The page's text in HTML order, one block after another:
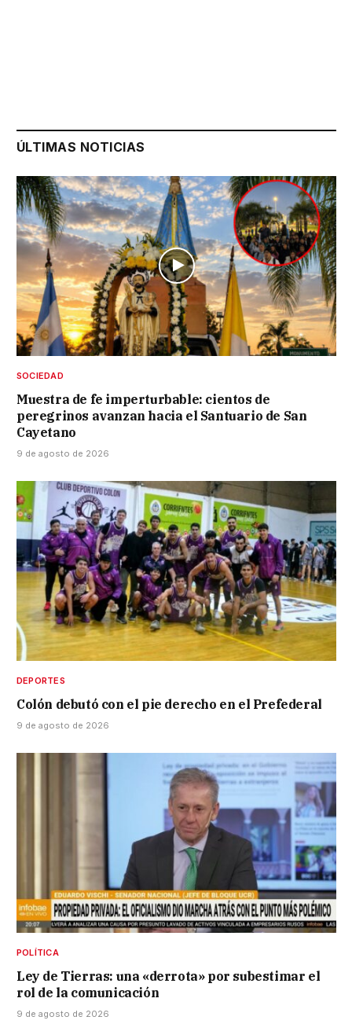
ÚLTIMAS NOTICIAS
SOCIEDAD
Muestra de fe imperturbable: cientos de
peregrinos avanzan hacia el Santuario de San
Cayetano
9 de agosto de 2026
DEPORTES
Colón debutó con el pie derecho en el Prefederal
9 de agosto de 2026
POLÍTICA
Ley de Tierras: una «derrota» por subestimar el
rol de la comunicación
9 de agosto de 2026